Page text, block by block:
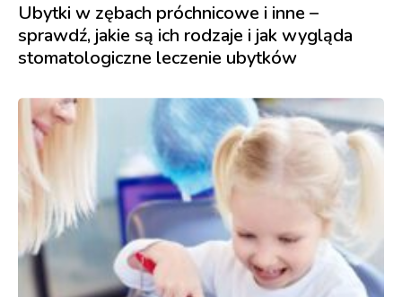
Ubytki w zębach próchnicowe i inne –
sprawdź, jakie są ich rodzaje i jak wygląda
stomatologiczne leczenie ubytków